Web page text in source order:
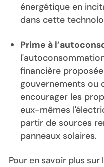
énergétique en
dans cette
Prime à
financière
gouvernements ou
encourager les
eux-mêmes
partir de sources
panneaux solaires.
Pour en savoir plus sur